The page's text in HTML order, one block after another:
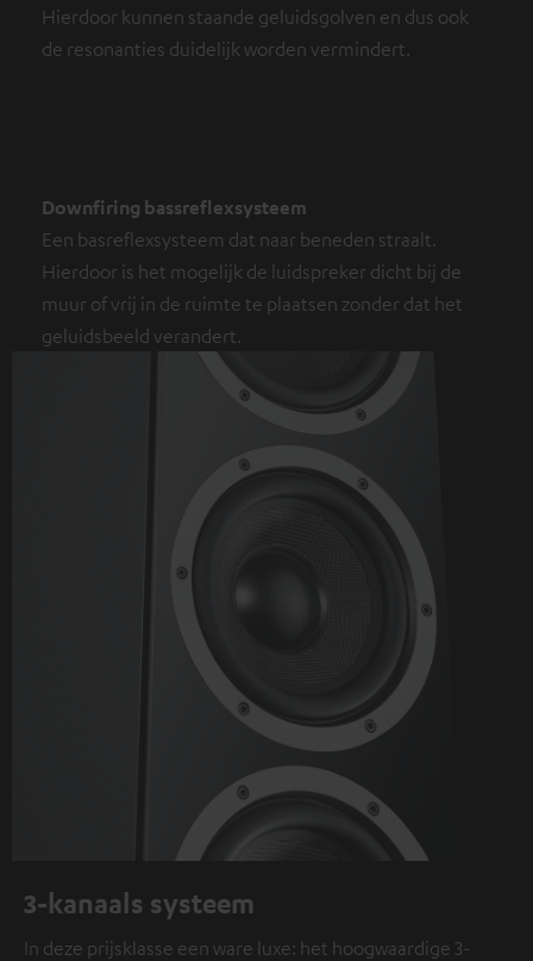
Hierdoor kunnen staande geluidsgolven en dus ook
de resonanties duidelijk worden vermindert.
Downfiring bassreflexsysteem
Een basreflexsysteem dat naar beneden straalt.
Hierdoor is het mogelijk de luidspreker dicht bij de
muur of vrij in de ruimte te plaatsen zonder dat het
geluidsbeeld verandert.
3-kanaals systeem
In deze prijsklasse een ware luxe: het hoogwaardige 3-